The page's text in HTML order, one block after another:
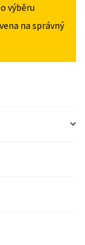
výběru
na správný